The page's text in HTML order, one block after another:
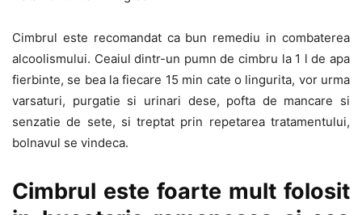
Cimbrul este recomandat ca bun remediu in combaterea
alcoolismului. Ceaiul dintr-un pumn de cimbru la 1 l de apa
fierbinte, se bea la fiecare 15 min cate o lingurita, vor urma
varsaturi, purgatie si urinari dese, pofta de mancare si
senzatie de sete, si treptat prin repetarea tratamentului,
bolnavul se vindeca.
Cimbrul este foarte mult folosit